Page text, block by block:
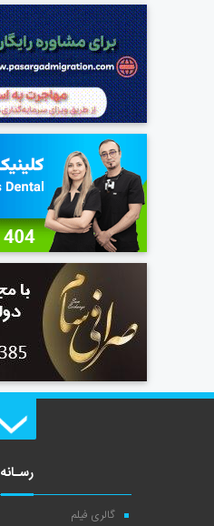
رسـانه
گالری فیلم